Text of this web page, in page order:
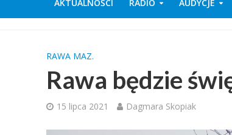
AKTUALNOŚCI RADIO AUDYCJE
RAWA MAZ.
Rawa będzie
15 lipca 2021 Dagmara Skopiak